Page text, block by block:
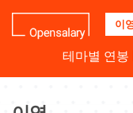
업
명
테마별 연봉